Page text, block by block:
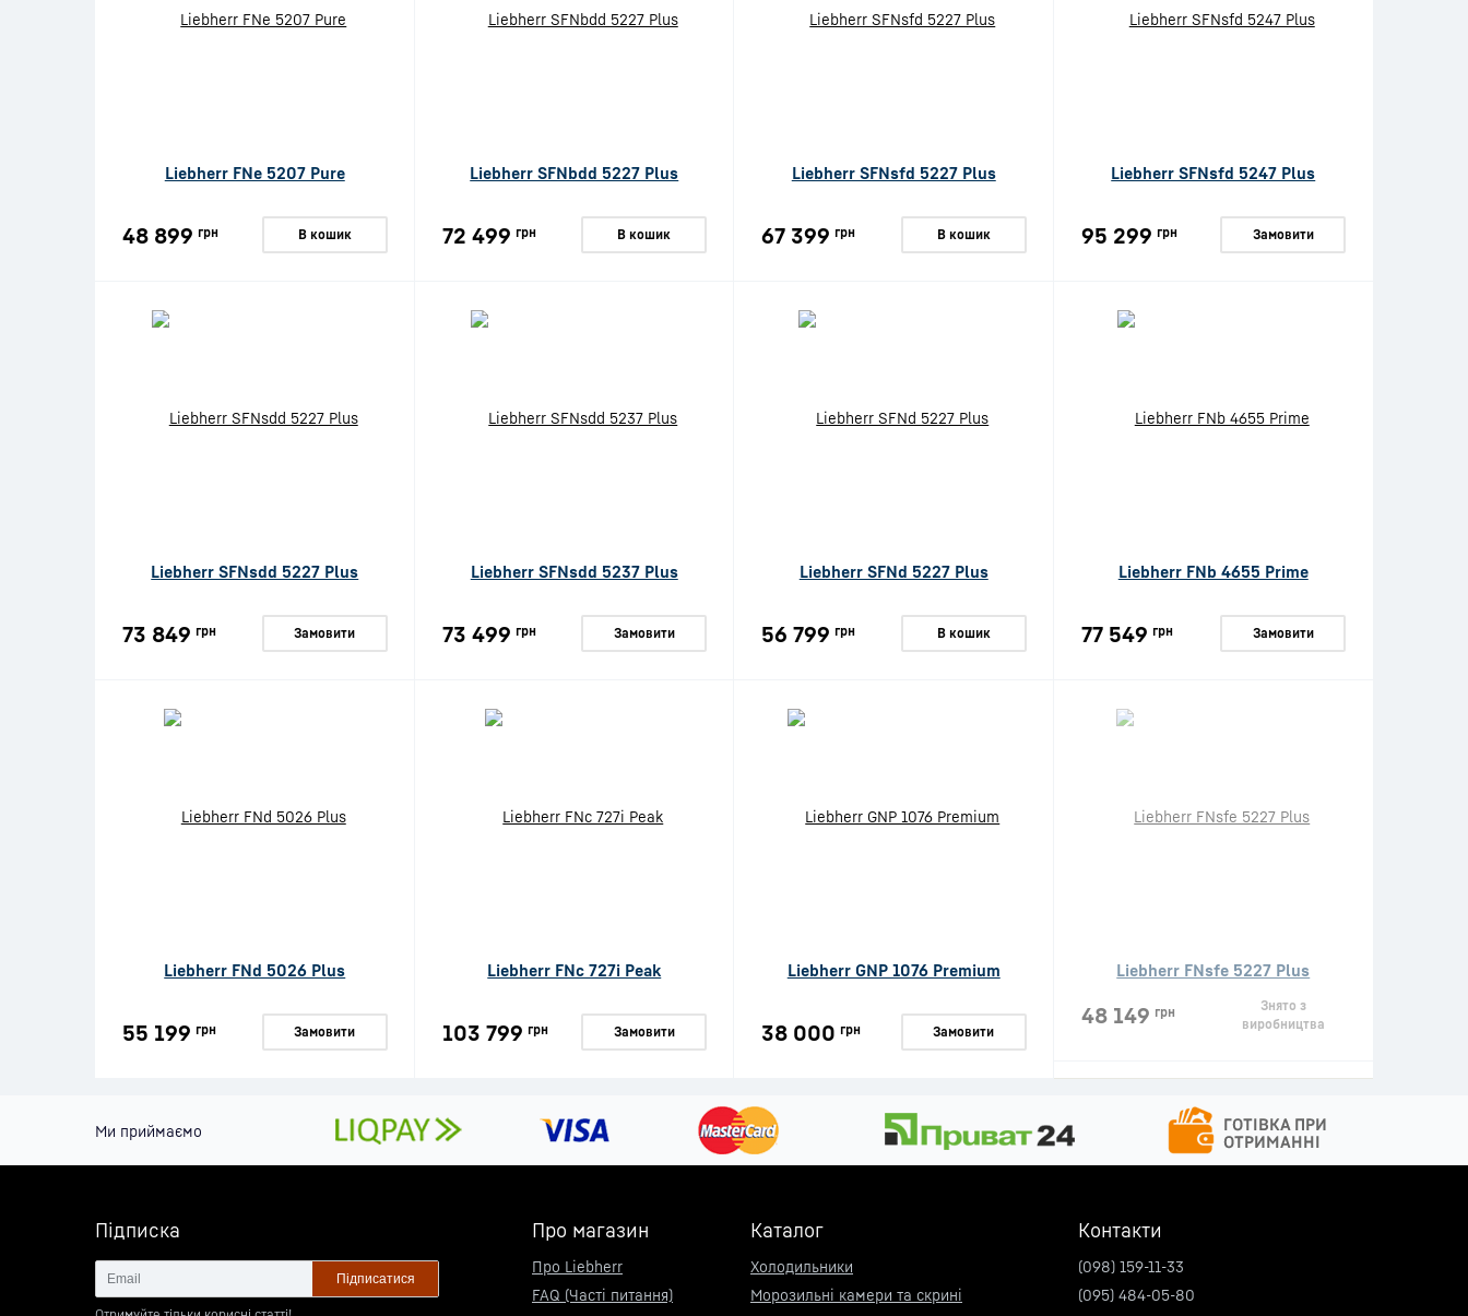
Liebherr FNe 5207 Pure
48 899 грн В кошик
Liebherr SFNbdd 5227 Plus
72 499 грн В кошик
Liebherr SFNsfd 5227 Plus
67 399 грн В кошик
Liebherr SFNsfd 5247 Plus
95 299 грн Замовити
Liebherr SFNsdd 5227 Plus
73 849 грн Замовити
Liebherr SFNsdd 5237 Plus
73 499 грн Замовити
Liebherr SFNd 5227 Plus
56 799 грн В кошик
Liebherr FNb 4655 Prime
77 549 грн Замовити
Liebherr FNd 5026 Plus
55 199 грн Замовити
Liebherr FNc 727i Peak
103 799 грн Замовити
Liebherr GNP 1076 Premium
38 000 грн Замовити
Liebherr FNsfe 5227 Plus
48 149 грн
Знято з
виробництва
Ми приймаємо
Підписка
Підписатися
Про магазин
Про Liebherr
FAQ (Часті питання)
Каталог
Холодильники
Морозильні камери та скрині
Контакти
(098) 159-11-33
(095) 484-05-80